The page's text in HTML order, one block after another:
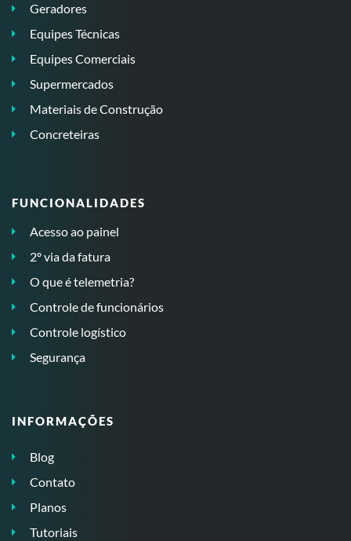
Geradores
Equipes Técnicas
Equipes Comerciais
Supermercados
Materiais de Construção
Concreteiras
FUNCIONALIDADES
Acesso ao painel
2º via da fatura
O que é telemetria?
Controle de funcionários
Controle logístico
Segurança
INFORMAÇÕES
Blog
Contato
Planos
Tutoriais